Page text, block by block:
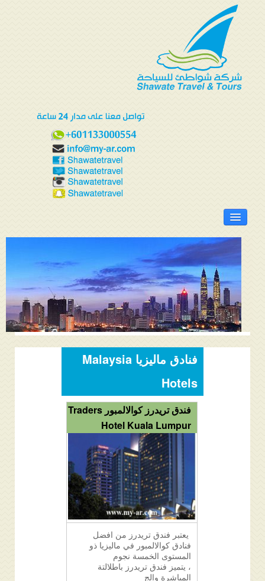
الرئيسية
المنتدى
دليل ماليزيا
فنادق ماليزيا
الاماكن السياحية ماليزيا
مواصلات ماليزيا
فنادق ماليزيا Malaysia
Hotels
فندق تريدرز كوالالمبور Traders
Hotel Kuala Lumpur
يعتبر فندق تريدرز من افضل
فنادق كوالالمبور في ماليزيا ذو
المستوى الخمسة نجوم
، يتميز فندق تريدرز باطلالتة
المباشرة والج